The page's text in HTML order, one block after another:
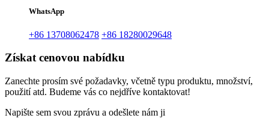
WhatsApp
+86 13708062478 +86 18280029648
Získat cenovou nabídku
Zanechte prosím své požadavky, včetně typu produktu, množství,
použití atd. Budeme vás co nejdříve kontaktovat!
Napište sem svou zprávu a odešlete nám ji